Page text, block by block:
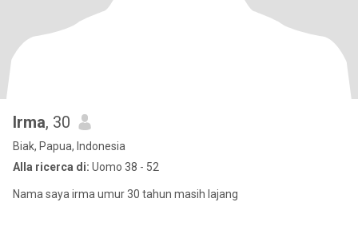
Irma, 30
Biak, Papua, Indonesia
Alla ricerca di: Uomo 38 - 52
Nama saya irma umur 30 tahun masih lajang